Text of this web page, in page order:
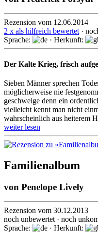
Rezension vom 12.06.2014
2 x als hilfreich bewertet ·
Sprache:
· Herkunft:
Der Kalte Krieg, frisch
Sieben Männer sprechen
möglicherweise nie
geschweige denn ein
vielleicht kennt man nicht
wahrscheinlich aus heiterem
weiter lesen
Familienalbum
von Penelope Lively
Rezension vom 30.12.2013
noch unbewertet · noch
Sprache:
· Herkunft: